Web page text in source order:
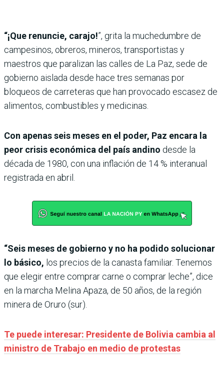
“¡Que renuncie, carajo!”, grita la muchedumbre de
campesinos, obreros, mineros, transportistas y
maestros que paralizan las calles de La Paz, sede de
gobierno aislada desde hace tres semanas por
bloqueos de carreteras que han provocado escasez de
alimentos, combustibles y medicinas.
Con apenas seis meses en el poder, Paz encara la
peor crisis económica del país andino desde la
década de 1980, con una inflación de 14 % interanual
registrada en abril.
“Seis meses de gobierno y no ha podido solucionar
lo básico, los precios de la canasta familiar. Tenemos
que elegir entre comprar carne o comprar leche”, dice
en la marcha Melina Apaza, de 50 años, de la región
minera de Oruro (sur).
Te puede interesar: Presidente de Bolivia cambia al
ministro de Trabajo en medio de protestas